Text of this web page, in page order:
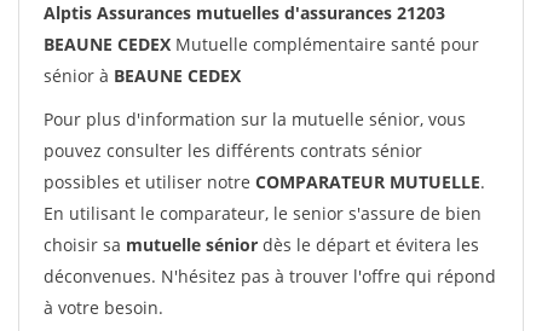
Alptis Assurances mutuelles d'assurances 21203
BEAUNE CEDEX Mutuelle complémentaire santé pour
sénior à BEAUNE CEDEX
Pour plus d'information sur la mutuelle sénior, vous
pouvez consulter les différents contrats sénior
possibles et utiliser notre COMPARATEUR MUTUELLE.
En utilisant le comparateur, le senior s'assure de bien
choisir sa mutuelle sénior dès le départ et évitera les
déconvenues. N'hésitez pas à trouver l'offre qui répond
à votre besoin.